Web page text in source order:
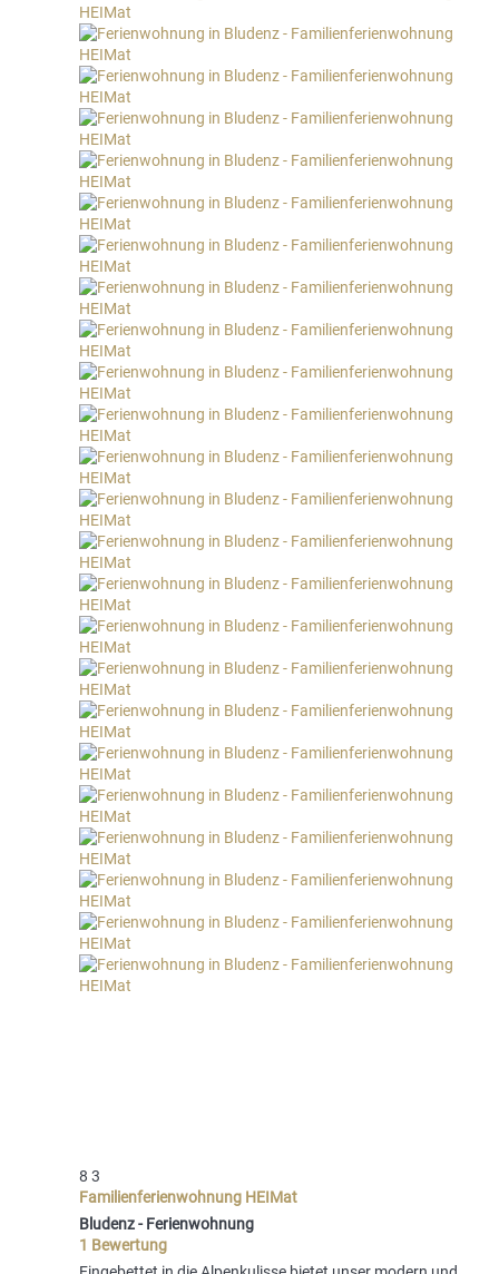
8 3
Familienferienwohnung HEIMat
Bludenz -Ferienwohnung
1 Bewertung